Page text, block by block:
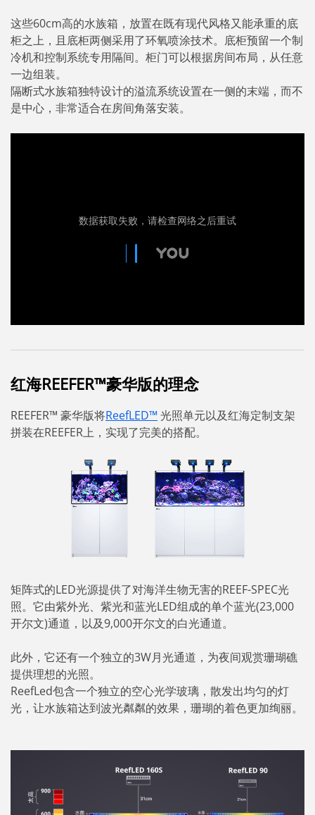
这些60cm高的水族箱，放置在既有现代风格又能承重的底
柜之上，且底柜两侧采用了环氧喷涂技术。底柜预留一个制
冷机和控制系统专用隔间。柜门可以根据房间布局，从任意
一边组装。
隔断式水族箱独特设计的溢流系统设置在一侧的末端，而不
是中心，非常适合在房间角落安装。
红海REEFER™豪华版的理念
REEFER™ 豪华版将ReefLED™ 光照单元以及红海定制支架
拼装在REEFER上，实现了完美的搭配。
矩阵式的LED光源提供了对海洋生物无害的REEF-SPEC光
照。它由紫外光、紫光和蓝光LED组成的单个蓝光(23,000
开尔文)通道，以及9,000开尔文的白光通道。
此外，它还有一个独立的3W月光通道，为夜间观赏珊瑚礁
提供理想的光照。
ReefLed包含一个独立的空心光学玻璃，散发出均匀的灯
光，让水族箱达到波光粼粼的效果，珊瑚的着色更加绚丽。